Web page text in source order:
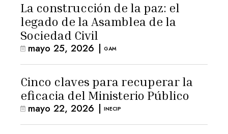
La construcción de la paz: el
legado de la Asamblea de la
Sociedad Civil
mayo 25, 2026 | GAM
Cinco claves para recuperar la
eficacia del Ministerio Público
mayo 22, 2026 | INECIP